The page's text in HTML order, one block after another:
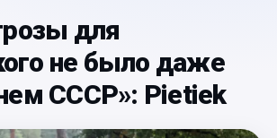
для
не было даже
СССР»: Pietiek